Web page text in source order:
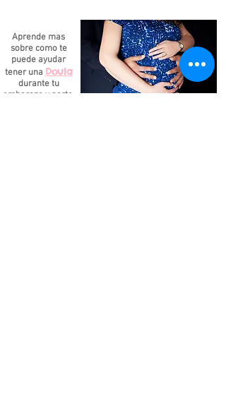
Aprende mas
sobre como te
puede ayudar
tener una Doula
durante tu
embarazo y parto.